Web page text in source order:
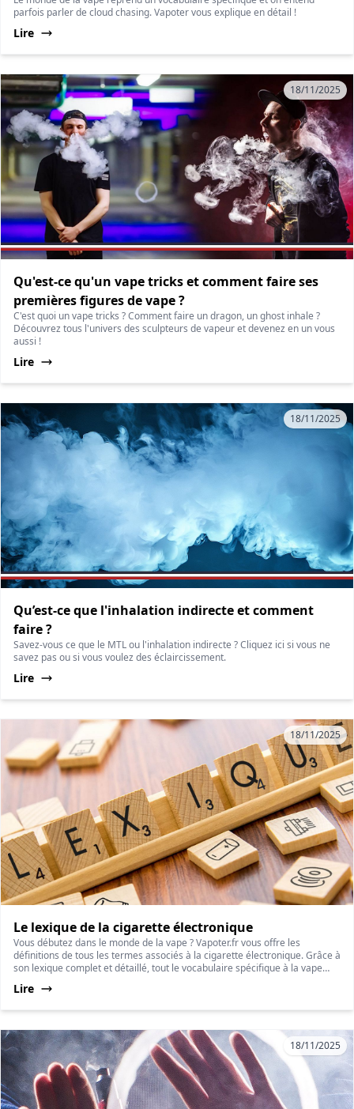
parfois parler de cloud chasing. Vapoter vous explique en détail !
Lire
18/11/2025
Qu'est-ce qu'un vape tricks et comment faire ses
premières figures de vape ?
C'est quoi un vape tricks ? Comment faire un dragon, un ghost inhale ?
Découvrez tous l'univers des sculpteurs de vapeur et devenez en un vous
aussi !
Lire
18/11/2025
Qu’est-ce que l'inhalation indirecte et comment
faire ?
Savez-vous ce que le MTL ou l'inhalation indirecte ? Cliquez ici si vous ne
savez pas ou si vous voulez des éclaircissement.
Lire
18/11/2025
Le lexique de la cigarette électronique
Vous débutez dans le monde de la vape ? Vapoter.fr vous offre les
définitions de tous les termes associés à la cigarette électronique. Grâce à
son lexique complet et détaillé, tout le vocabulaire spécifique à la vape
Lire
18/11/2025